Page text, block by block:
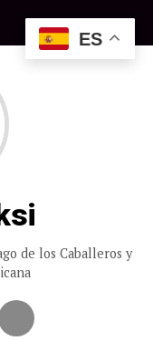
de los Caballeros y
ES